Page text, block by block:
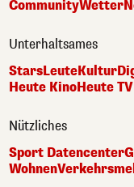
CommunityWetter
Unterhaltsames
StarsLeuteKultur
Heute KinoHeute TV
Nützliches
Sport Datencenter
Wohnen